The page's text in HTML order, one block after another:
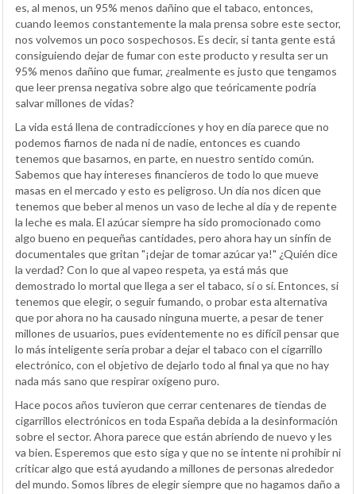
es, al menos, un 95% menos dañino que el tabaco, entonces,
cuando leemos constantemente la mala prensa sobre este sector,
nos volvemos un poco sospechosos. Es decir, si tanta gente está
consiguiendo dejar de fumar con este producto y resulta ser un
95% menos dañino que fumar, ¿realmente es justo que tengamos
que leer prensa negativa sobre algo que teóricamente podría
salvar millones de vidas?
La vida está llena de contradicciones y hoy en día parece que no
podemos fiarnos de nada ni de nadie, entonces es cuando
tenemos que basarnos, en parte, en nuestro sentido común.
Sabemos que hay intereses financieros de todo lo que mueve
masas en el mercado y esto es peligroso. Un día nos dicen que
tenemos que beber al menos un vaso de leche al día y de repente
la leche es mala. El azúcar siempre ha sido promocionado como
algo bueno en pequeñas cantidades, pero ahora hay un sinfín de
documentales que gritan "¡dejar de tomar azúcar ya!" ¿Quién dice
la verdad? Con lo que al vapeo respeta, ya está más que
demostrado lo mortal que llega a ser el tabaco, sí o sí. Entonces, si
tenemos que elegir, o seguir fumando, o probar esta alternativa
que por ahora no ha causado ninguna muerte, a pesar de tener
millones de usuarios, pues evidentemente no es difícil pensar que
lo más inteligente sería probar a dejar el tabaco con el cigarrillo
electrónico, con el objetivo de dejarlo todo al final ya que no hay
nada más sano que respirar oxígeno puro.
Hace pocos años tuvieron que cerrar centenares de tiendas de
cigarrillos electrónicos en toda España debida a la desinformación
sobre el sector. Ahora parece que están abriendo de nuevo y les
va bien. Esperemos que esto siga y que no se intente ni prohibir ni
criticar algo que está ayudando a millones de personas alrededor
del mundo. Somos libres de elegir siempre que no hagamos daño a